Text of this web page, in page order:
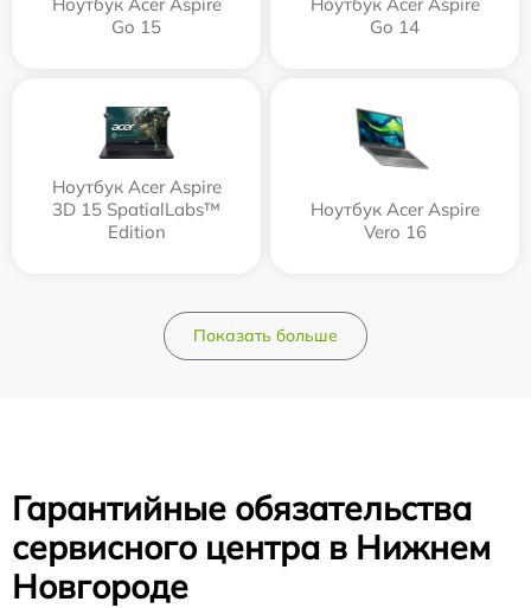
Go 15
Go 14
Ноутбук Acer Aspire
3D 15 SpatialLabs™
Edition
Ноутбук Acer Aspire
Vero 16
Показать больше
Гарантийные обязательства
сервисного центра в Нижнем
Новгороде